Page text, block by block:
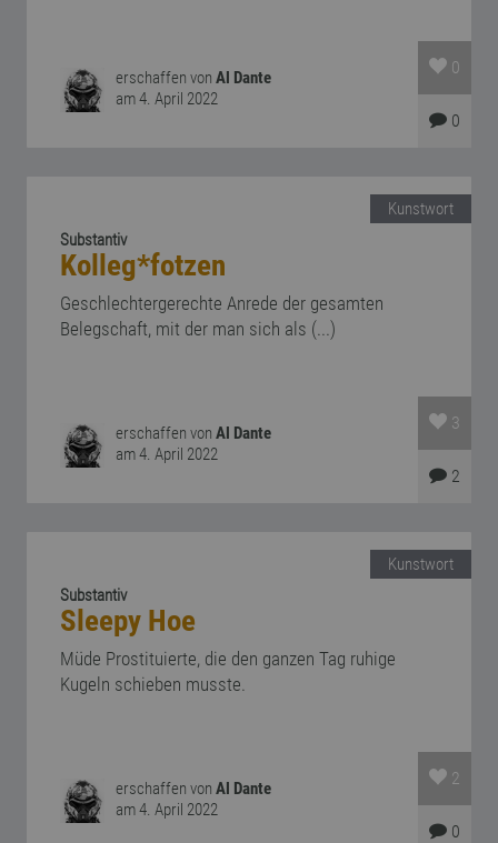
erschaffen vonAl Dante
am 4. April 2022
0
0
Kunstwort
Substantiv
Kolleg*fotzen
Geschlechtergerechte Anrede der gesamten
Belegschaft, mit der man sich als (...)
erschaffen vonAl Dante
am 4. April 2022
3
2
Kunstwort
Substantiv
Sleepy Hoe
Müde Prostituierte, die den ganzen Tag ruhige
Kugeln schieben musste.
erschaffen vonAl Dante
am 4. April 2022
2
0